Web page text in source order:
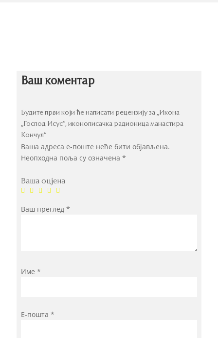
Ваш коментар
Будите први који ће написати рецензију за „Икона
„Господ Исус“, иконописачка радионица манастира
Кончул“
Ваша адреса е-поште неће бити објављена.
Неопходна поља су означена *
Ваша оцјена
Ваш преглед *
Име *
Е-пошта *